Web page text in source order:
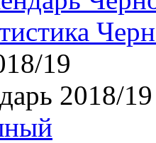
19
2018/19